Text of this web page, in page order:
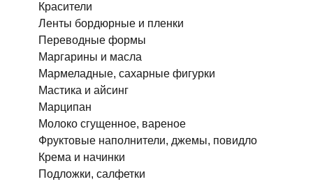
Красители
Ленты бордюрные и пленки
Переводные формы
Маргарины и масла
Мармеладные, сахарные фигурки
Мастика и айсинг
Марципан
Молоко сгущенное, вареное
Фруктовые наполнители, джемы, повидло
Крема и начинки
Подложки, салфетки